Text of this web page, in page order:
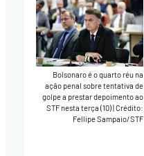
Bolsonaro é o quarto réu na
ação penal sobre tentativa de
golpe a prestar depoimento ao
STF nesta terça (10) Crédito:
Fellipe Sampaio/STF